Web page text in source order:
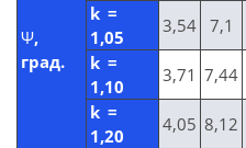
Ψ,
град.
k =
1,05
3,54 7,1
k =
1,10
3,71 7,44
k =
1,20
4,05 8,12